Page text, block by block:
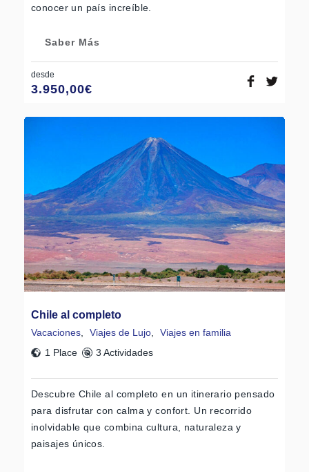
conocer un país increíble.
Saber Más
desde
3.950,00€
Chile al completo
Vacaciones Viajes de Lujo
Viajes en familia
1 Place
3 Actividades
Descubre Chile al completo en un itinerario pensado
para disfrutar con calma y confort. Un recorrido
inolvidable que combina cultura, naturaleza y
paisajes únicos.